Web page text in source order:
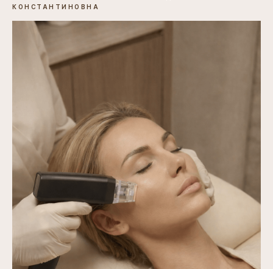
КОНСТАНТИНОВНА